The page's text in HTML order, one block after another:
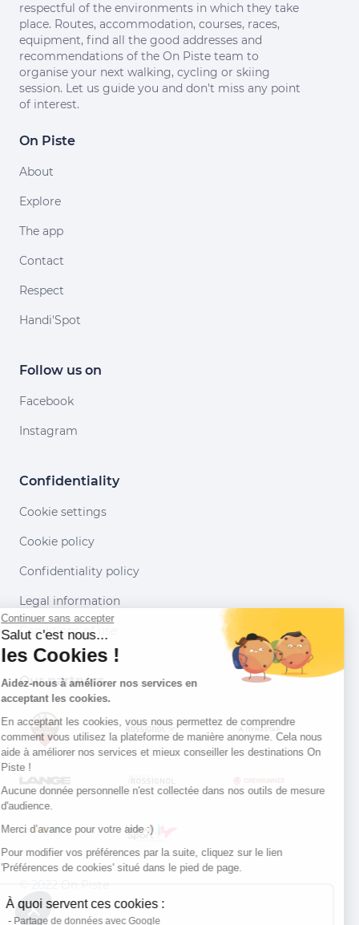
respectful of the environments in which they take
place. Routes, accommodation, courses, races,
equipment, find all the good addresses and
recommendations of the On Piste team to
organise your next walking, cycling or skiing
session. Let us guide you and don't miss any point
of interest.
On Piste
About
Explore
The app
Contact
Respect
Handi'Spot
Follow us on
Facebook
Instagram
Confidentiality
Cookie settings
Cookie policy
Confidentiality policy
Legal information
Conditions of use
Our partners
v. 1.45.0
Continuer sans accepter
Salut c'est nous...
les Cookies !
Aidez-nous à améliorer nos services en
acceptant les cookies.
En acceptant les cookies, vous nous permettez de comprendre
comment vous utilisez la plateforme de manière anonyme. Cela nous
aide à améliorer nos services et mieux conseiller les destinations On
Piste !
Aucune donnée personnelle n'est collectée dans nos outils de mesure
d'audience.
Merci d’avance pour votre aide :)
Pour modifier vos préférences par la suite, cliquez sur le lien
'Préférences de cookies' situé dans le pied de page.
À quoi servent ces cookies :
Partage de données avec Google